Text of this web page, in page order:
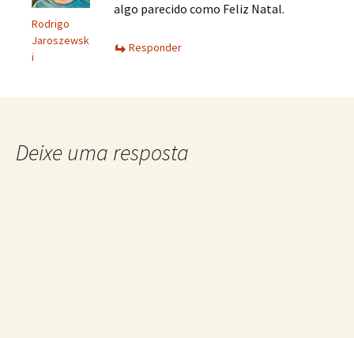
Rodrigo
Jaroszewsk
i
algo parecido como Feliz Natal.
Responder
Deixe uma resposta